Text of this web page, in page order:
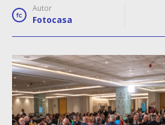
Autor
Fotocasa